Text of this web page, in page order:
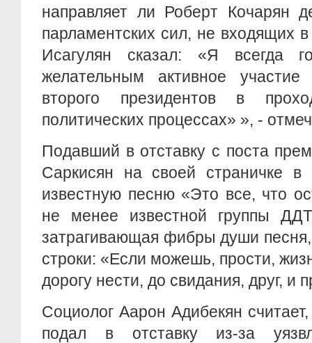
направляет ли Роберт Кочарян
парламентских сил, не входящих
Исагулян сказал: «Я всегда
желательным активное
второго президентов в
политических процессах» », -
Подавший в отставку с поста
Саркисян на своей страничке в
известную песню «Это все, что
не менее известной группы
затрагивающая фибры души песня,
строки: «Если можешь, прости,
дорогу нести, до свидания, друг, и
Социолог Аарон Адибекян
подал в отставку из-за